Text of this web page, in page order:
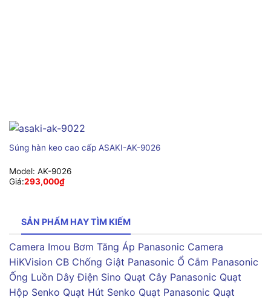
Súng hàn keo cao cấp ASAKI-AK-9026
Model: AK-9026
Giá:293,000₫
SẢN PHẨM HAY TÌM KIẾM
Camera Imou Bơm Tăng Áp Panasonic Camera
HiKVision CB Chống Giật Panasonic Ổ Cắm Panasonic
Ống Luồn Dây Điện Sino Quạt Cây Panasonic Quạt
Hộp Senko Quạt Hút Senko Quạt Panasonic Quạt